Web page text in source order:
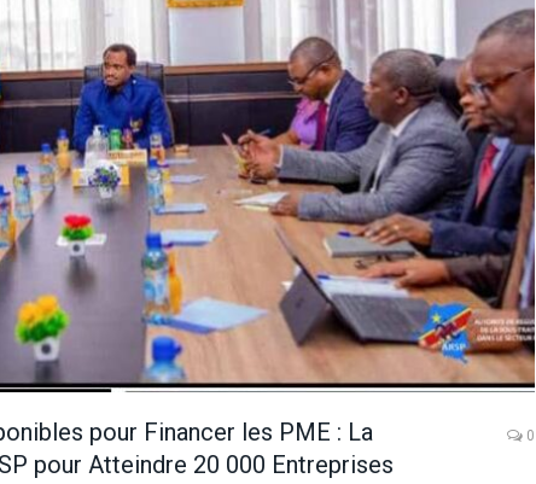
pour Financer les PME : La
pour Atteindre 20 000 Entreprises
0